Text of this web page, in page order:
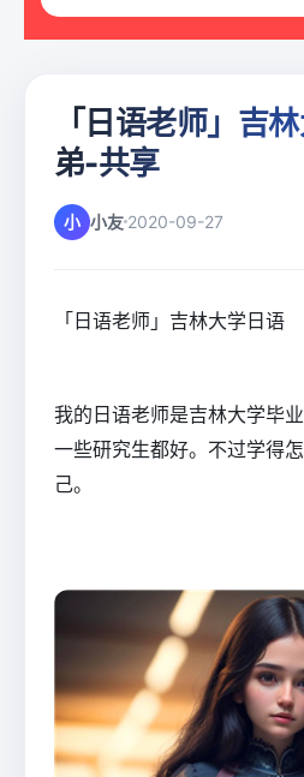
「日语老师」吉
弟-共享
小 小友 2020-09-27
「日语老师」吉林大学日语
我的日语老师是吉林大学毕
一些研究生都好。不过学得
己。